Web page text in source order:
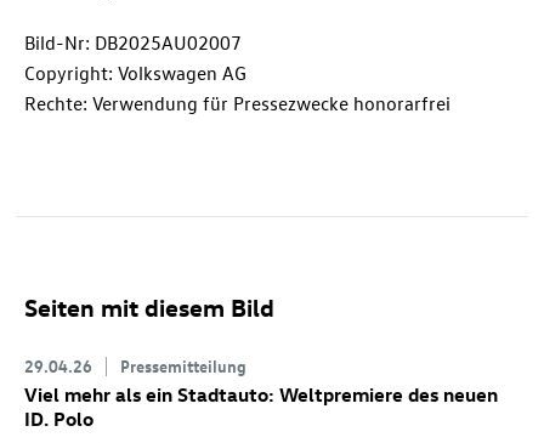
Bild-Nr: DB2025AU02007
Copyright: Volkswagen AG
Rechte: Verwendung für Pressezwecke honorarfrei
Seiten mit diesem Bild
29.04.26 Pressemitteilung
Viel mehr als ein Stadtauto: Weltpremiere des neuen
ID. Polo